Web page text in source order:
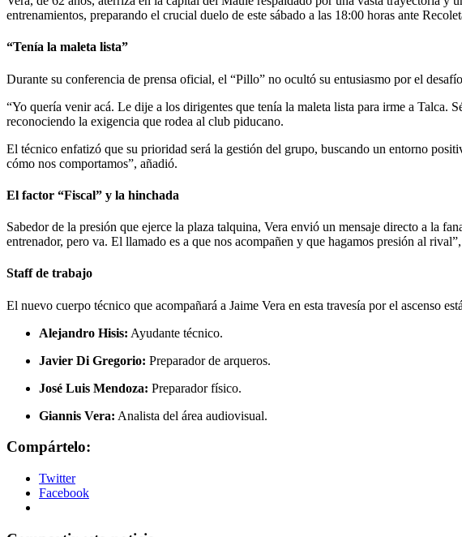
entrenamientos, preparando el crucial duelo de este sábado a las 18:00 horas ante
“Tenía la maleta lista”
Durante su conferencia de prensa oficial, el “Pillo” no ocultó su entusiasmo por el
“Yo quería venir acá. Le dije a los dirigentes que tenía la maleta lista para irme a Talca.
reconociendo la exigencia que rodea al club piducano.
El técnico enfatizó que su prioridad será la gestión del grupo, buscando un entorno
cómo nos comportamos”, añadió.
El factor “Fiscal” y la hinchada
Sabedor de la presión que ejerce la plaza talquina, Vera envió un mensaje directo a la
entrenador, pero va. El llamado es a que nos acompañen y que hagamos presión al
Staff de trabajo
El nuevo cuerpo técnico que acompañará a Jaime Vera en esta travesía por el ascenso
Alejandro Hisis: Ayudante técnico.
Javier Di Gregorio: Preparador de arqueros.
José Luis Mendoza: Preparador físico.
Giannis Vera: Analista del área audiovisual.
Compártelo:
Twitter
Facebook